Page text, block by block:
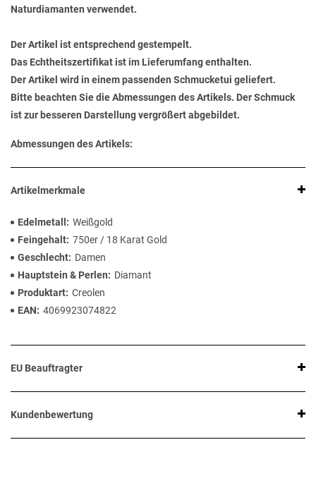
Naturdiamanten verwendet.
Der Artikel ist entsprechend gestempelt.
Das Echtheitszertifikat ist im Lieferumfang enthalten.
Der Artikel wird in einem passenden Schmucketui geliefert.
Bitte beachten Sie die Abmessungen des Artikels. Der Schmuck
ist zur besseren Darstellung vergrößert abgebildet.
Abmessungen des Artikels:
Artikelmerkmale
Edelmetall
Weißgold
Feingehalt 750er / 18 Karat Gold
Geschlecht
Damen
Hauptstein & Perlen
Diamant
Produktart Creolen
EAN
4069923074822
EU Beauftragter
Kundenbewertung